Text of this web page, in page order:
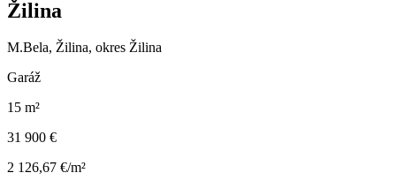
Žilina
M.Bela, Žilina, okres Žilina
Garáž
15 m²
31 900 €
2 126,67 €/m²